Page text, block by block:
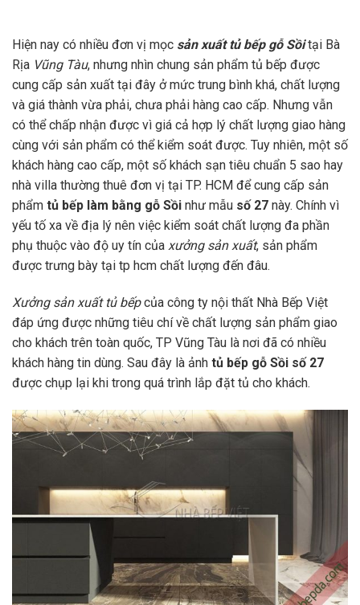
Hiện nay có nhiều đơn vị mọc sản xuất tủ bếp gỗ Sồitại Bà
Rịa Vũng Tàu, nhưng nhìn chung sản phẩm tủ bếp được
cung cấp sản xuất tại đây ở mức trung bình khá, chất lượng
và giá thành vừa phải, chưa phải hàng cao cấp. Nhưng vẫn
có thể chấp nhận được vì giá cả hợp lý chất lượng giao hàng
cùng với sản phẩm có thể kiểm soát được. Tuy nhiên, một số
khách hàng cao cấp, một số khách sạn tiêu chuẩn 5 sao hay
nhà villa thường thuê đơn vị tại TP. HCM để cung cấp sản
phẩm tủ bếp làm bằng gỗ Sồi như mẫu số 27 này. Chính vì
yếu tố xa về địa lý nên việc kiểm soát chất lượng đa phần
phụ thuộc vào độ uy tín của xưởng sản xuất, sản phẩm
được trưng bày tại tp hcm chất lượng đến đâu.
Xưởng sản xuất tủ bếpcủa công ty nội thất Nhà Bếp Việt
đáp ứng được những tiêu chí về chất lượng sản phẩm giao
cho khách trên toàn quốc, TP Vũng Tàu là nơi đã có nhiều
khách hàng tin dùng. Sau đây là ảnh tủ bếp gỗ Sồi số 27
được chụp lại khi trong quá trình lắp đặt tủ cho khách.